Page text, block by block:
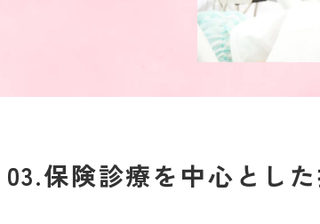
03.保険診療を中心とし